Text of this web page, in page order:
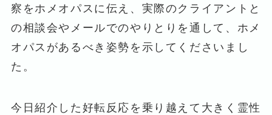
察をホメオパスに伝え、実際のクライアントと
の相談会やメールでのやりとりを通して、ホメ
オパスがあるべき姿勢を示してくださいまし
た。
今日紹介した好転反応を乗り越えて大きく霊性